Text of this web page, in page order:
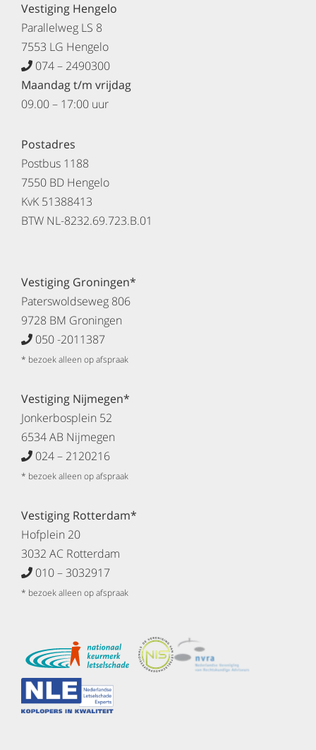
Vestiging Hengelo
Parallelweg LS 8
7553 LG Hengelo
074 – 2490300
Maandag t/m vrijdag
09.00 – 17:00 uur
Postadres
Postbus 1188
7550 BD Hengelo
KvK 51388413
BTW NL-8232.69.723.B.01
Vestiging Groningen*
Paterswoldseweg 806
9728 BM Groningen
050 -2011387
* bezoek alleen op afspraak
Vestiging Nijmegen*
Jonkerbosplein 52
6534 AB Nijmegen
024 – 2120216
* bezoek alleen op afspraak
Vestiging Rotterdam*
Hofplein 20
3032 AC Rotterdam
010 – 3032917
* bezoek alleen op afspraak